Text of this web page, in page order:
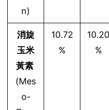
n)
消旋
玉米
黃素
(Mes
o-
10.72
%
10.20
%